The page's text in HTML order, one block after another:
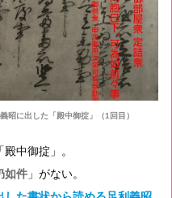
昭に出した「殿中御掟」（1回目）
中御掟」。
如件 」がない。